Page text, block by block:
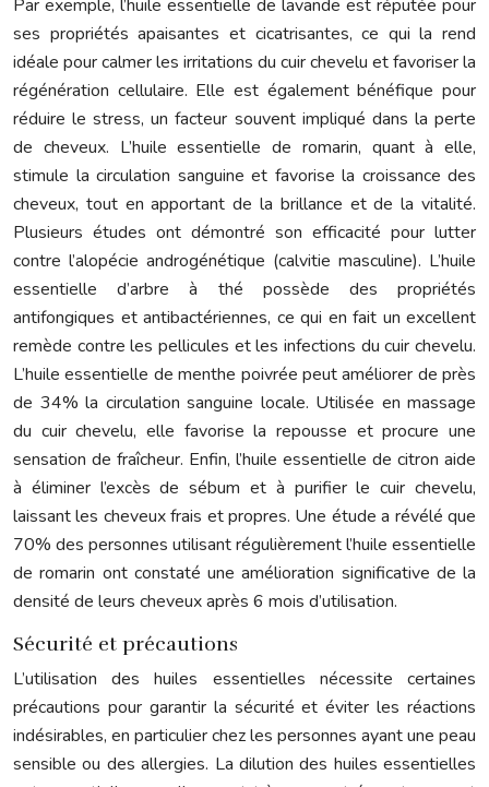
Par exemple, l’huile essentielle de lavande est réputée pour
ses propriétés apaisantes et cicatrisantes, ce qui la rend
idéale pour calmer les irritations du cuir chevelu et favoriser la
régénération cellulaire. Elle est également bénéfique pour
réduire le stress, un facteur souvent impliqué dans la perte
de cheveux. L’huile essentielle de romarin, quant à elle,
stimule la circulation sanguine et favorise la croissance des
cheveux, tout en apportant de la brillance et de la vitalité.
Plusieurs études ont démontré son efficacité pour lutter
contre l’alopécie androgénétique (calvitie masculine). L’huile
essentielle d’arbre à thé possède des propriétés
antifongiques et antibactériennes, ce qui en fait un excellent
remède contre les pellicules et les infections du cuir chevelu.
L’huile essentielle de menthe poivrée peut améliorer de près
de 34% la circulation sanguine locale. Utilisée en massage
du cuir chevelu, elle favorise la repousse et procure une
sensation de fraîcheur. Enfin, l’huile essentielle de citron aide
à éliminer l’excès de sébum et à purifier le cuir chevelu,
laissant les cheveux frais et propres. Une étude a révélé que
70% des personnes utilisant régulièrement l’huile essentielle
de romarin ont constaté une amélioration significative de la
densité de leurs cheveux après 6 mois d’utilisation.
Sécurité et précautions
L’utilisation des huiles essentielles nécessite certaines
précautions pour garantir la sécurité et éviter les réactions
indésirables, en particulier chez les personnes ayant une peau
sensible ou des allergies. La dilution des huiles essentielles